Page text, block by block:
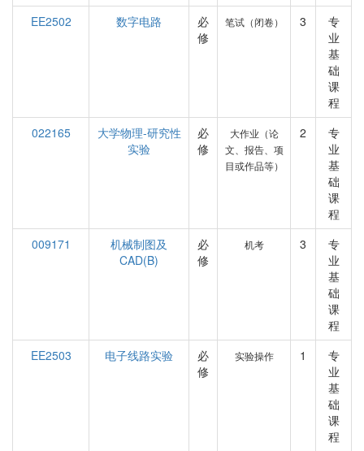
EE2502
数字电路
必
修
笔试（闭卷） 3
专
业
基
础
课
程
022165
大学物理-研究性
实验
必
修
大作业（论
文、报告、项
目或作品等）
2
专
业
基
础
课
程
009171
机械制图及
CAD(B)
必
修
机考 3
专
业
基
础
课
程
EE2503
电子线路实验
必
修
实验操作 1
专
业
基
础
课
程